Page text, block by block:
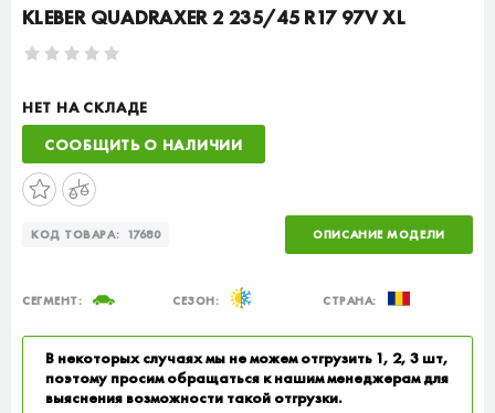
KLEBER QUADRAXER 2 235/45 R17 97V XL
НЕТ НА СКЛАДЕ
СООБЩИТЬ О НАЛИЧИИ
КОД ТОВАРА: 17680 ОПИСАНИЕ МОДЕЛИ
СЕГМЕНТ: СЕЗОН: СТРАНА:
В некоторых случаях мы не можем отгрузить 1, 2, 3 шт,
поэтому просим обращаться к нашим менеджерам для
выяснения возможности такой отгрузки.